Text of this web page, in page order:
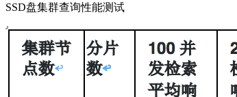
SSD盘集群查询性能测试